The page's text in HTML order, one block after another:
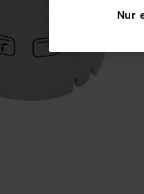
spezifische
anderen
Plattformen,
Nur